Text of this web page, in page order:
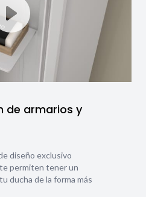
de armarios y
diseño exclusivo
permiten tener un
ducha de la forma más